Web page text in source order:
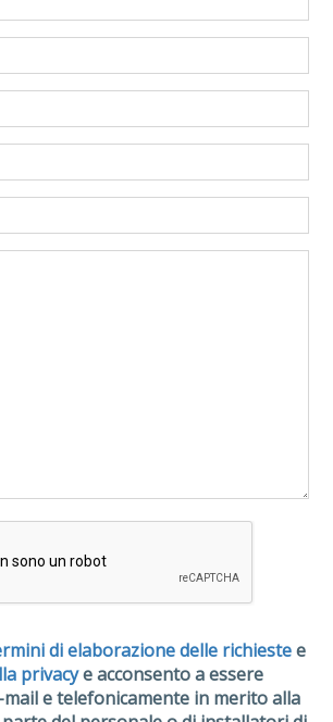
di elaborazione delle richiestee
privacye acconsento a essere
e telefonicamente in merito alla